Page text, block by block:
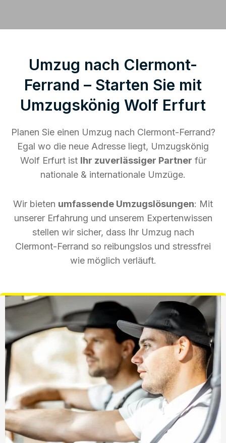
Umzug nach Clermont-
Ferrand – Starten Sie mit
Umzugskönig Wolf Erfurt
Planen Sie einen Umzug nach Clermont-Ferrand?
Egal wo die neue Adresse liegt, Umzugskönig
Wolf Erfurt ist Ihr zuverlässiger Partner für
nationale & internationale Umzüge.
Wir bieten umfassende Umzugslösungen: Mit
unserer Erfahrung und unserem Expertenwissen
stellen wir sicher, dass Ihr Umzug nach
Clermont-Ferrand so reibungslos und stressfrei
wie möglich verläuft.